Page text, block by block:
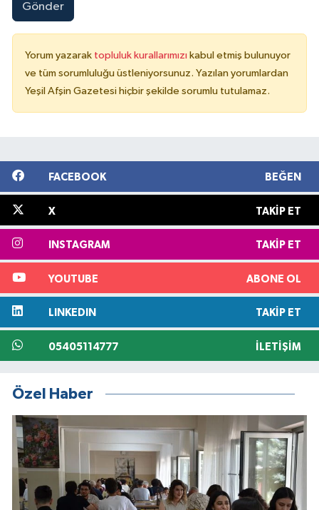
Gönder
Yorum yazarak topluluk kurallarımızı kabul etmiş bulunuyor
ve tüm sorumluluğu üstleniyorsunuz. Yazılan yorumlardan
Yeşil Afşin Gazetesi hiçbir şekilde sorumlu tutulamaz.
FACEBOOK BEĞEN
X TAKIP ET
INSTAGRAM TAKIP ET
YOUTUBE ABONE OL
LINKEDIN TAKIP ET
05405114777 İLETIŞIM
Özel Haber